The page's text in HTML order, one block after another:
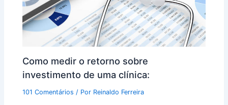
Como medir o retorno sobre
investimento de uma clínica:
101 Comentários / Por Reinaldo Ferreira